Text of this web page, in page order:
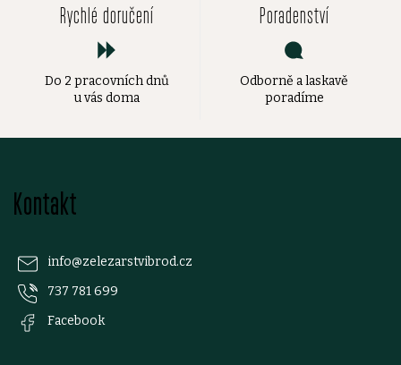
Rychlé doručení
Do 2 pracovních dnů
u vás doma
Poradenství
Odborně a laskavě
poradíme
Kontakt
info@zelezarstvibrod.cz
737 781 699
Facebook